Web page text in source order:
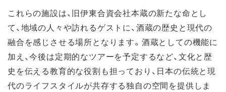
これらの施設は、旧伊東合資会社本蔵の新たな命とし
て、地域の人々や訪れるゲストに、酒蔵の歴史と現代の
融合を感じさせる場所となります。酒蔵としての機能に
加え、今後は定期的なツアーを予定するなど、文化と歴
史を伝える教育的な役割も担っており、日本の伝統と現
代のライフスタイルが共存する独自の空間を提供しま